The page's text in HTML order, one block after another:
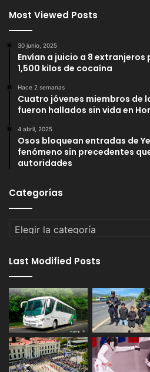
Most Viewed Posts
30 junio, 2025
Envían a juicio a 8
1,500 kilos de cocaína
Hace 2 semanas
Cuatro jóvenes miembros de
fueron hallados sin vida en
4 abril, 2025
Osos bloquean entradas de
fenómeno sin precedentes
autoridades
Categorías
Categorías
Last Modified Posts